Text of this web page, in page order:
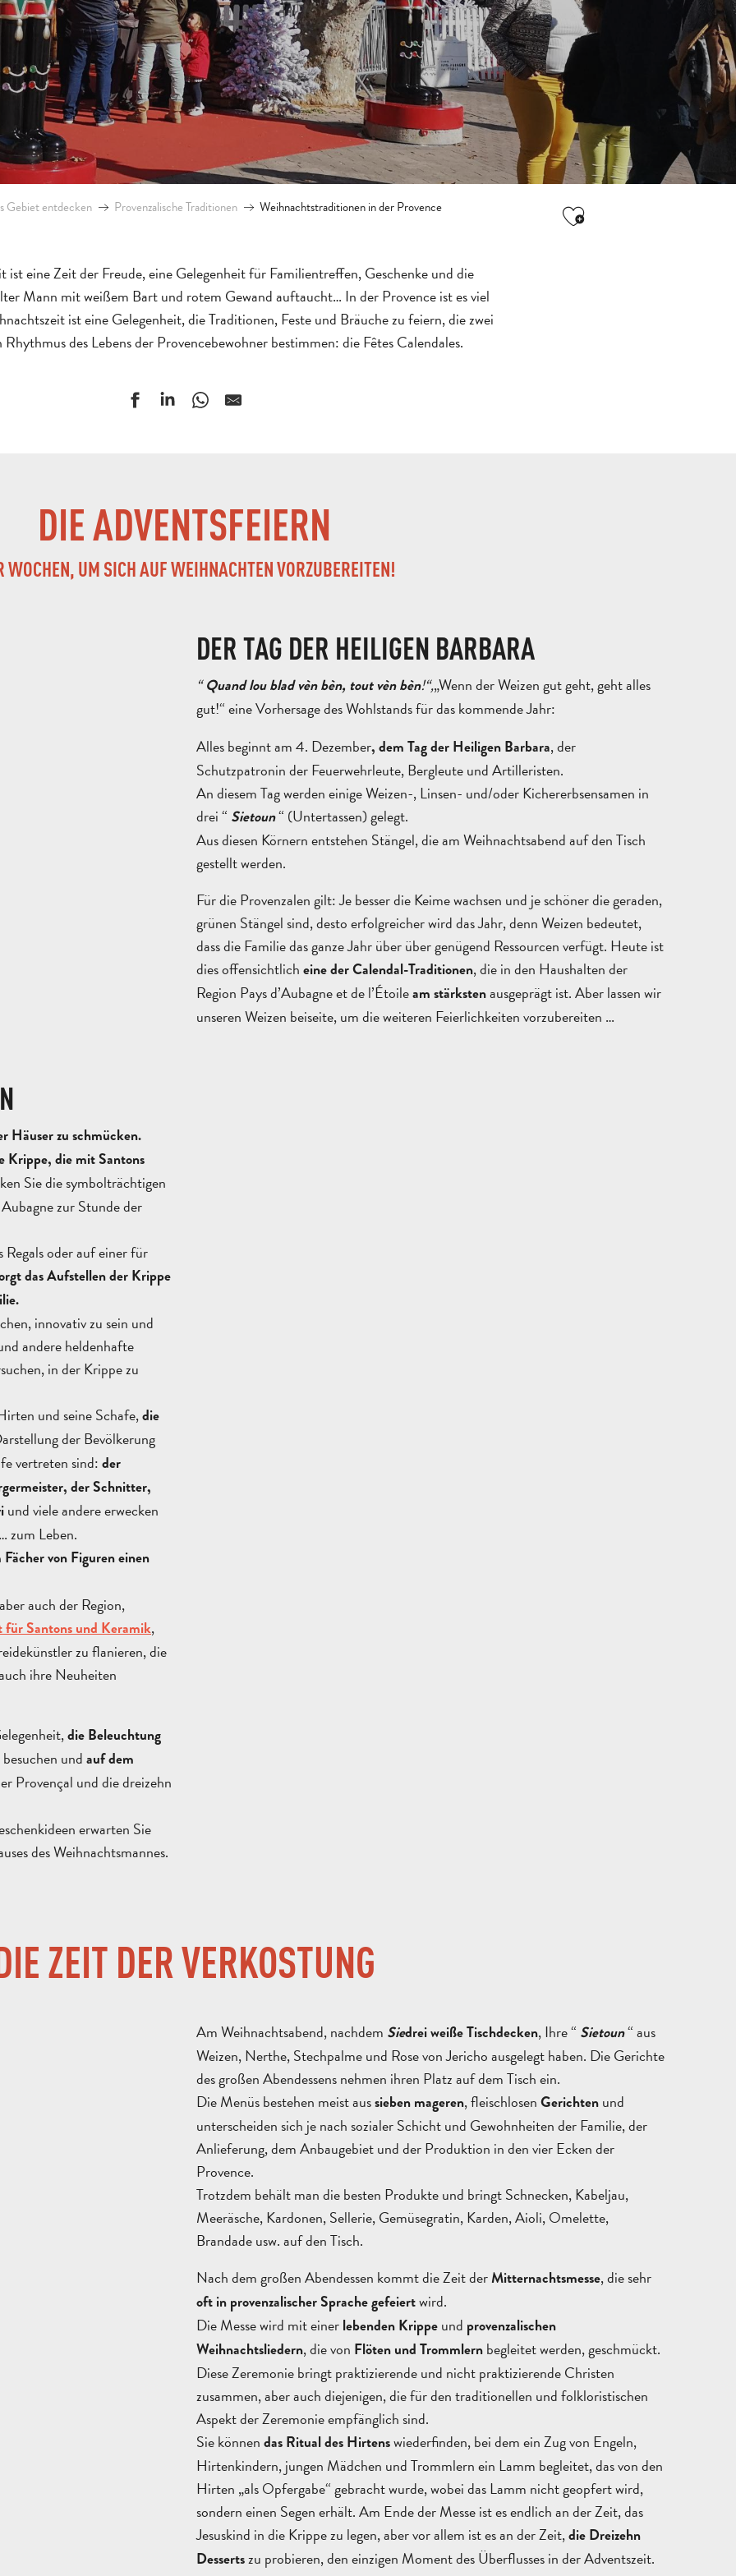
AKTIVITÄTEN
BEREICH FÜR GRUPPEN
AUFENTHALTE
FÜR
SCHULAUSFLÜGE
UND
ANGEBOT
ANFORDERN
Gebiet entdecken Provenzalische Traditionen Weihnachtstraditionen in der Provence
ist eine Zeit der Freude, eine Gelegenheit für Familientreffen, Geschenke und die
Mann mit weißem Bart und rotem Gewand auftaucht… In der Provence ist es viel
ist eine Gelegenheit, die Traditionen, Feste und Bräuche zu feiern, die zwei
des Lebens der Provencebewohner bestimmen: die Fêtes Calendales.
Ajouter aux
DIE ADVENTSFEIERN
WOCHEN, UM SICH AUF WEIHNACHTEN VORZUBEREITEN!
DER TAG DER HEILIGEN BARBARA
“Quand lou blad vèn bèn, tout vèn bèn!“,„Wenn der Weizen gut geht, geht alles
gut!“ eine Vorhersage des Wohlstands für das kommende Jahr:
Alles beginnt am 4. Dezember, dem Tag der Heiligen Barbara, der
Schutzpatronin der Feuerwehrleute, Bergleute und Artilleristen.
An diesem Tag werden einige Weizen-, Linsen- und/oder Kichererbsensamen in
drei “ Sietoun“ (Untertassen) gelegt.
Aus diesen Körnern entstehen Stängel, die am Weihnachtsabend auf den Tisch
gestellt werden.
Für die Provenzalen gilt: Je besser die Keime wachsen und je schöner die geraden,
grünen Stängel sind, desto erfolgreicher wird das Jahr, denn Weizen bedeutet,
dass die Familie das ganze Jahr über über genügend Ressourcen verfügt. Heute ist
dies offensichtlich eine der Calendal-Traditionen, die in den Haushalten der
Region Pays d’Aubagne et de l’Étoileam stärkstenausgeprägt ist. Aber lassen wir
unseren Weizen beiseite, um die weiteren Feierlichkeiten vorzubereiten …
Häuser zu schmücken.
Krippe, die mit Santons
Sie die symbolträchtigen
zur Stunde der
oder auf einer für
das Aufstellen der Krippe
innovativ zu sein und
andere heldenhafte
in der Krippe zu
und seine Schafe,die
der Bevölkerung
vertreten sind: der
der Schnitter,
und viele andere erwecken
zum Leben.
von Figuren einen
auch der Region,
Santons und Keramik,
zu flanieren, die
ihre Neuheiten
die Beleuchtung
und auf dem
Provençal und die dreizehn
erwarten Sie
des Weihnachtsmannes.
ZEIT DER VERKOSTUNG
Am Weihnachtsabend, nachdem Siedrei weiße Tischdecken, Ihre “ Sietoun“ aus
Weizen, Nerthe, Stechpalme und Rose von Jericho ausgelegt haben. Die Gerichte
des großen Abendessens nehmen ihren Platz auf dem Tisch ein.
Die Menüs bestehen meist aussieben mageren, fleischlosen Gerichten und
unterscheiden sich je nach sozialer Schicht und Gewohnheiten der Familie, der
Anlieferung, dem Anbaugebiet und der Produktion in den vier Ecken der
Provence.
Trotzdem behält man die besten Produkte und bringt Schnecken, Kabeljau,
Meeräsche, Kardonen, Sellerie, Gemüsegratin, Karden, Aioli, Omelette,
Brandade usw. auf den Tisch.
Nach dem großen Abendessen kommt die Zeit derMitternachtsmesse, die sehr
oft in provenzalischer Sprache gefeiertwird.
Die Messe wird mit einer lebenden Krippe und provenzalischen
Weihnachtsliedern, die von Flöten und Trommlern begleitet werden, geschmückt.
Diese Zeremonie bringt praktizierende und nicht praktizierende Christen
zusammen, aber auch diejenigen, die für den traditionellen und folkloristischen
Aspekt der Zeremonie empfänglich sind.
Sie können das Ritual des Hirtenswiederfinden, bei dem ein Zug von Engeln,
Hirtenkindern, jungen Mädchen und Trommlern ein Lamm begleitet, das von den
Hirten „als Opfergabe“ gebracht wurde, wobei das Lamm nicht geopfert wird,
sondern einen Segen erhält. Am Ende der Messe ist es endlich an der Zeit, das
Jesuskind in die Krippe zu legen, aber vor allem ist es an der Zeit,die Dreizehn
Dessertszu probieren, den einzigen Moment des Überflusses in der Adventszeit.